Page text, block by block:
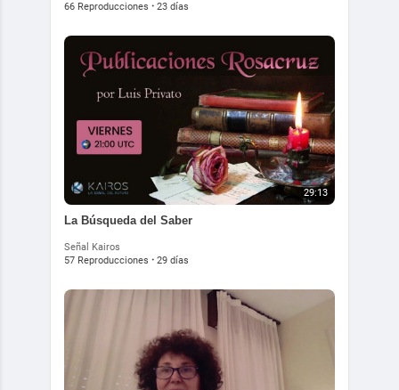
66 Reproducciones · 23 días
29:13
La Búsqueda del Saber
Señal Kairos
57 Reproducciones · 29 días